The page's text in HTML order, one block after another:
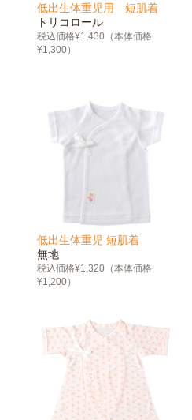
低出生体重児用 短肌着
トリコロール
税込価格¥1,430（本体価格
¥1,300）
低出生体重児 短肌着
無地
税込価格¥1,320（本体価格
¥1,200）